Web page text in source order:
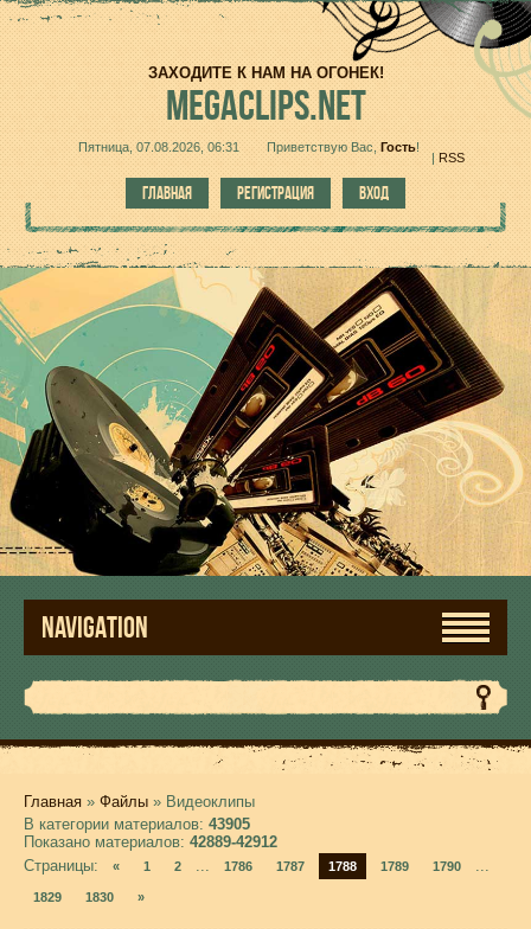
ЗАХОДИТЕ К НАМ НА ОГОНЕК!
MEGACLIPS.NET
Пятница, 07.08.2026, 06:31 Приветствую Вас Гость!
|RSS
ГЛАВНАЯ РЕГИСТРАЦИЯ ВХОД
NAVIGATION
Главная » Файлы » Видеоклипы
В категории материалов: 43905
Показано материалов: 42889-42912
Страницы: « 1 2 ... 1786 1787 1788 1789 1790 ...
1829 1830 »